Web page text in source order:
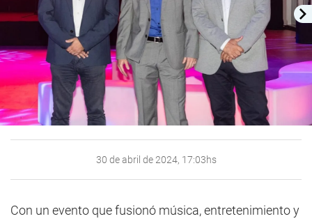
30 de abril de 2024, 17:03hs
Con un evento que fusionó música, entretenimiento y